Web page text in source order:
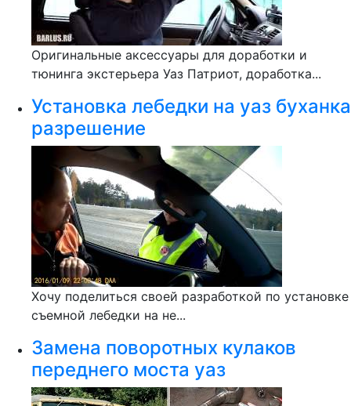
Оригинальные аксессуары для доработки и
тюнинга экстерьера Уаз Патриот, доработка...
Установка лебедки на уаз буханка
разрешение
Хочу поделиться своей разработкой по установке
съемной лебедки на не...
Замена поворотных кулаков
переднего моста уаз